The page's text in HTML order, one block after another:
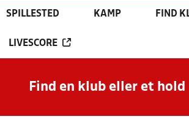
SPILLESTED KAMP FIND
LIVESCORE
Find en klub eller et hold